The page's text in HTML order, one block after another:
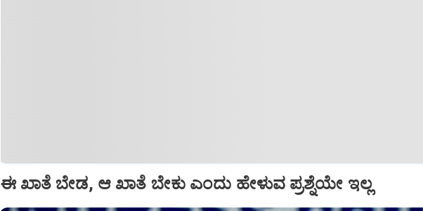
ಈ ಖಾತೆ ಬೇಡ, ಆ ಖಾತೆ ಬೇಕು ಎಂದು ಹೇಳುವ ಪ್ರಶ್ನೆಯೇ ಇಲ್ಲ